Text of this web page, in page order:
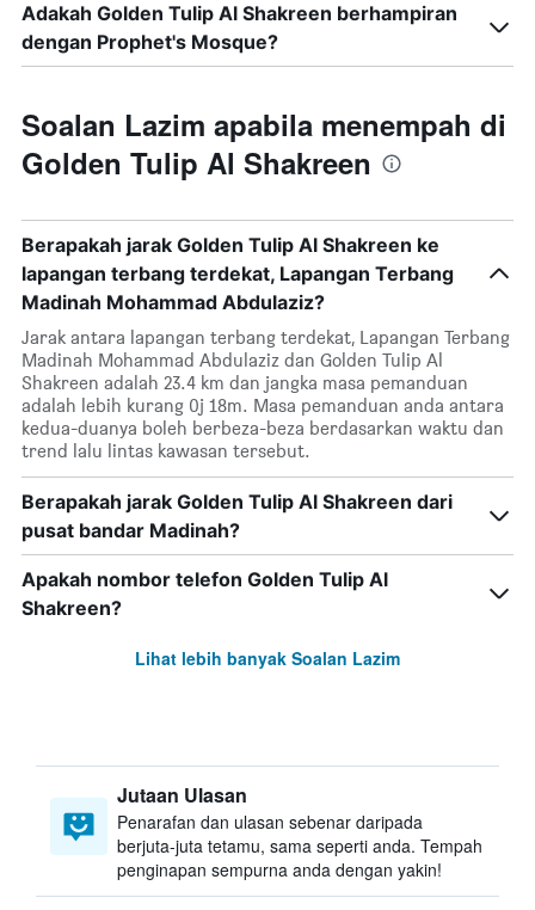
Adakah Golden Tulip Al Shakreen berhampiran
dengan Prophet's Mosque?
Soalan Lazim apabila menempah di
Golden Tulip Al Shakreen
Berapakah jarak Golden Tulip Al Shakreen ke
lapangan terbang terdekat, Lapangan Terbang
Madinah Mohammad Abdulaziz?
Jarak antara lapangan terbang terdekat, Lapangan Terbang
Madinah Mohammad Abdulaziz dan Golden Tulip Al
Shakreen adalah 23.4 km dan jangka masa pemanduan
adalah lebih kurang 0j 18m. Masa pemanduan anda antara
kedua-duanya boleh berbeza-beza berdasarkan waktu dan
trend lalu lintas kawasan tersebut.
Berapakah jarak Golden Tulip Al Shakreen dari
pusat bandar Madinah?
Apakah nombor telefon Golden Tulip Al
Shakreen?
Lihat lebih banyak Soalan Lazim
Jutaan Ulasan
Penarafan dan ulasan sebenar daripada
berjuta-juta tetamu, sama seperti anda. Tempah
penginapan sempurna anda dengan yakin!